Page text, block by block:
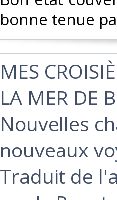
bonne tenue
‎MES
LA MER DE
Nouvelles
nouveaux
Traduit de